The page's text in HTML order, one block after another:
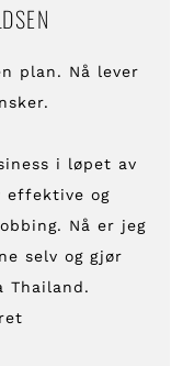
plan. Nå lever
i løpet av
effektive og
Nå er jeg
selv og gjør
Thailand.